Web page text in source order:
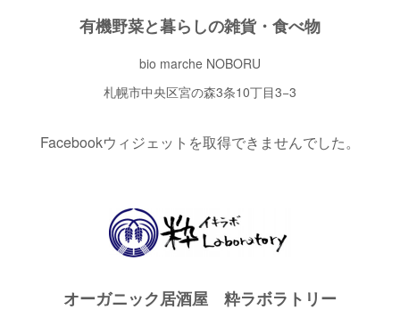
有機野菜と暮らしの雑貨・食べ物
bio marche NOBORU
札幌市中央区宮の森3条10丁目3−3
Facebookウィジェットを取得できませんでした。
オーガニック居酒屋 粋ラボラトリー